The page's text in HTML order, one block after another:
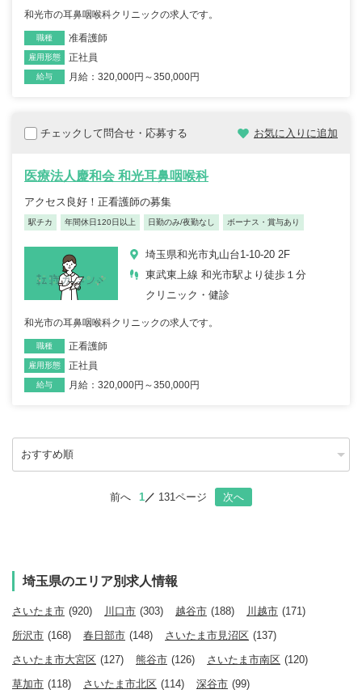
和光市の耳鼻咽喉科クリニックの求人です。
職種 准看護師
雇用形態 正社員
給与 月給：320,000円～350,000円
チェックして問合せ・応募する お気に入りに追加
医療法人慶和会 和光耳鼻咽喉科
アクセス良好！正看護師の募集
駅チカ 年間休日120日以上 日勤のみ/夜勤なし ボーナス・賞与あり
埼玉県和光市丸山台1-10-20 2F
東武東上線 和光市駅より徒歩１分
クリニック・健診
和光市の耳鼻咽喉科クリニックの求人です。
職種 正看護師
雇用形態 正社員
給与 月給：320,000円～350,000円
前へ 1 131ページ 次へ
埼玉県のエリア別求人情報
さいたま市 (920) 川口市 (303) 越谷市 (188) 川越市 (171)
所沢市 (168) 春日部市 (148) さいたま市見沼区 (137)
さいたま市大宮区 (127) 熊谷市 (126) さいたま市南区 (120)
草加市 (118) さいたま市北区 (114) 深谷市 (99)